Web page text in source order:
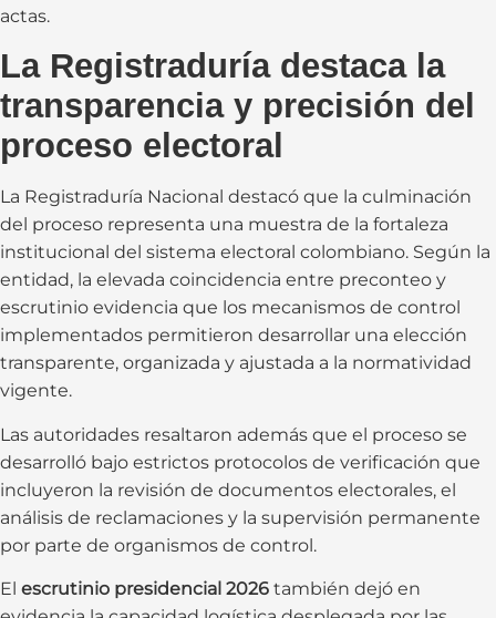
actas.
La Registraduría destaca la
transparencia y precisión del
proceso electoral
La Registraduría Nacional destacó que la culminación
del proceso representa una muestra de la fortaleza
institucional del sistema electoral colombiano. Según la
entidad, la elevada coincidencia entre preconteo y
escrutinio evidencia que los mecanismos de control
implementados permitieron desarrollar una elección
transparente, organizada y ajustada a la normatividad
vigente.
Las autoridades resaltaron además que el proceso se
desarrolló bajo estrictos protocolos de verificación que
incluyeron la revisión de documentos electorales, el
análisis de reclamaciones y la supervisión permanente
por parte de organismos de control.
El escrutinio presidencial 2026 también dejó en